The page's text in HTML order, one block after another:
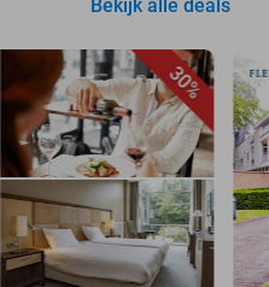
Bekijk alle deals
30%